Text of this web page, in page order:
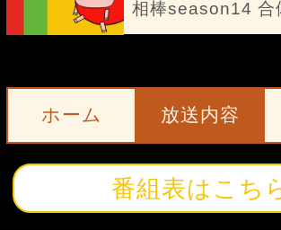
相棒season14 合
ホーム 放送内容
番組表はこち